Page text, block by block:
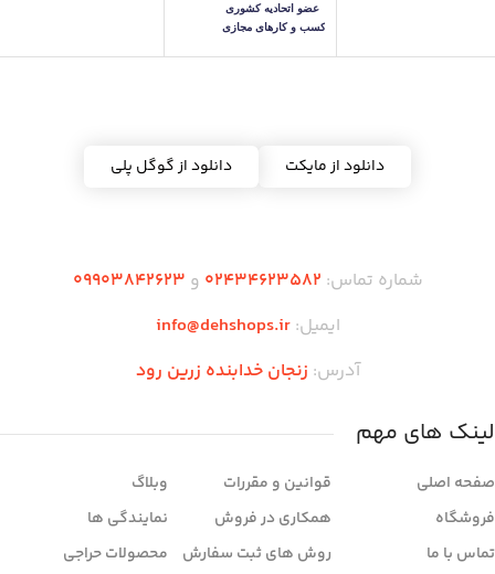
دانلود از مایکت دانلود از گوگل پلی
شماره تماس: 02434623582 و 09903842623
ایمیل:info@dehshops.ir
آدرس: زنجان خدابنده زرین رود
لینک های مهم
صفحه اصلی
فروشگاه
تماس با ما
قوانین و مقررات
همکاری در فروش
روش های ثبت سفارش
وبلاگ
نمایندگی ها
محصولات حراجی